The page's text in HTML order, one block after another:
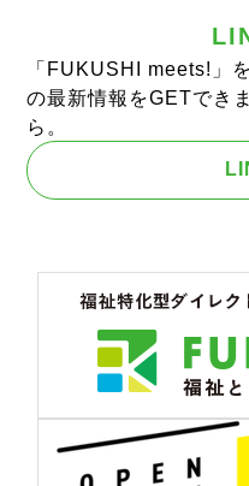
「FUKUSHI meets!」
の最新情報をGETでき
ら。